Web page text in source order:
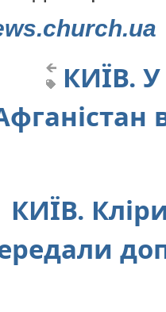
КИЇВ.
КИЇВ.